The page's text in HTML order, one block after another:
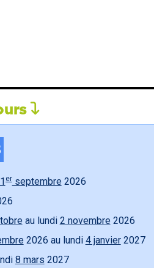
1 erseptembre 2026
au lundi 2 novembre 2026
2026 au lundi 4 janvier2027
8 mars 2027